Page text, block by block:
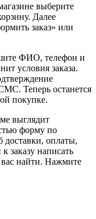
выберите
Далее
заказ» или
ФИО, телефон и
условия заказа.
Теперь останется
покупке.
выглядит
форму по
доставки, оплаты,
заказу написать
найти. Нажмите